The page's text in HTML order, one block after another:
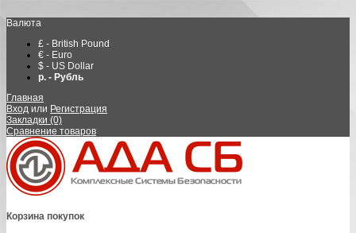
Валюта
£ - British Pound
€ - Euro
$ - US Dollar
р. - Рубль
Главная
Вход или Регистрация
Закладки (0)
Сравнение товаров
Корзина покупок